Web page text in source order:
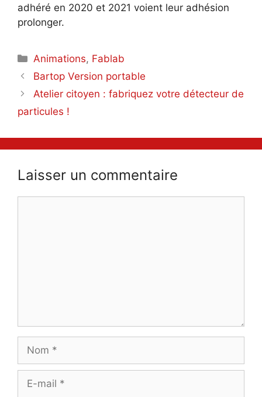
adhéré en 2020 et 2021 voient leur adhésion
prolonger.
Catégories
Animations, Fablab
Bartop Version portable
Atelier citoyen : fabriquez votre détecteur de
particules !
Laisser un commentaire
Nom